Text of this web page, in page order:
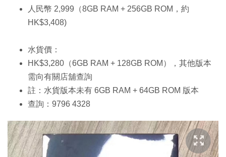
人民幣 2,999（8GB RAM + 256GB ROM，約
HK$3,408)
水貨價：
HK$3,280（6GB RAM + 128GB ROM），其他版本
需向有關店舖查詢
註：水貨版本未有 6GB RAM + 64GB ROM 版本
查詢：9796 4328